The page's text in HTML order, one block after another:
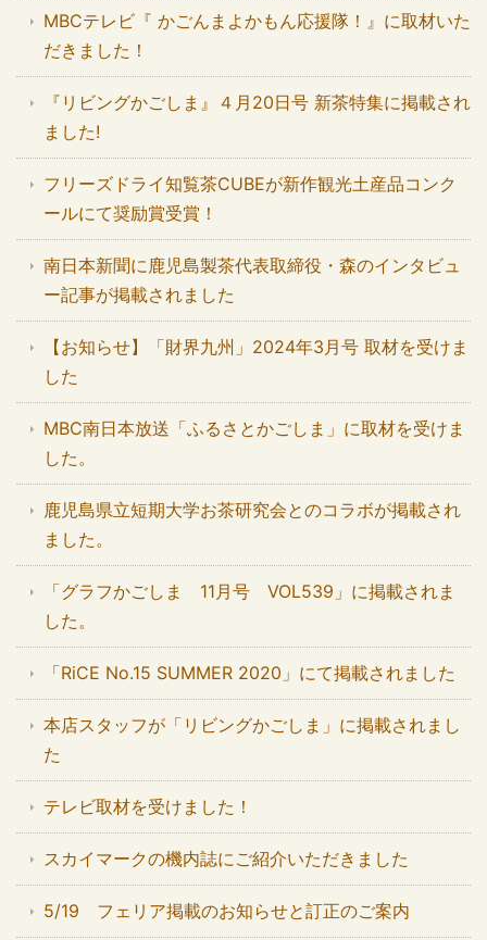
MBCテレビ『 かごんまよかもん応援隊！』に取材いた
だきました！
『リビングかごしま』４月20日号 新茶特集に掲載され
ました!
フリーズドライ知覧茶CUBEが新作観光土産品コンク
ールにて奨励賞受賞！
南日本新聞に鹿児島製茶代表取締役・森のインタビュ
ー記事が掲載されました
【お知らせ】「財界九州」2024年3月号 取材を受けま
した
MBC南日本放送「ふるさとかごしま」に取材を受けま
した。
鹿児島県立短期大学お茶研究会とのコラボが掲載され
ました。
「グラフかごしま 11月号 VOL539」に掲載されま
した。
「RiCE No.15 SUMMER 2020」にて掲載されました
本店スタッフが「リビングかごしま」に掲載されまし
た
テレビ取材を受けました！
スカイマークの機内誌にご紹介いただきました
5/19 フェリア掲載のお知らせと訂正のご案内